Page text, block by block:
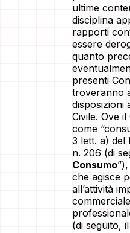
ultime
disciplina
rapporti
essere
quanto
presenti
troveranno
disposizioni
Civile. Ove
come
3 lett. a) del
n. 206 (di
Consumo
che agisce
all’attività
(di seguito, il